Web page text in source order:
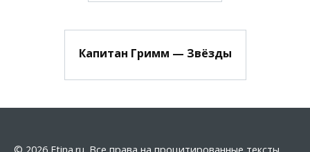
Капитан Гримм — Звёзды